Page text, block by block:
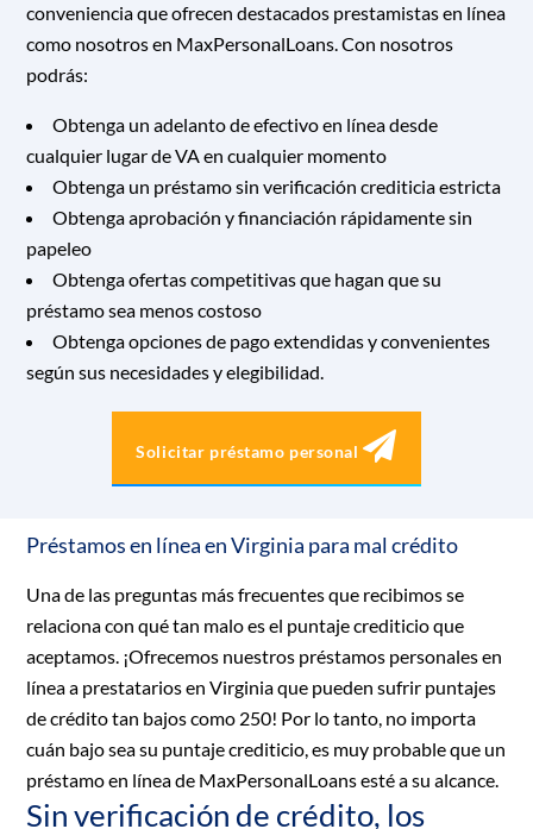
conveniencia que ofrecen destacados prestamistas en línea
como nosotros en MaxPersonalLoans. Con nosotros
podrás:
Obtenga un adelanto de efectivo en línea desde
cualquier lugar de VA en cualquier momento
Obtenga un préstamo sin verificación crediticia estricta
Obtenga aprobación y financiación rápidamente sin
papeleo
Obtenga ofertas competitivas que hagan que su
préstamo sea menos costoso
Obtenga opciones de pago extendidas y convenientes
según sus necesidades y elegibilidad.
Solicitar préstamo personal
Préstamos en línea en Virginia para mal crédito
Una de las preguntas más frecuentes que recibimos se
relaciona con qué tan malo es el puntaje crediticio que
aceptamos. ¡Ofrecemos nuestros préstamos personales en
línea a prestatarios en Virginia que pueden sufrir puntajes
de crédito tan bajos como 250! Por lo tanto, no importa
cuán bajo sea su puntaje crediticio, es muy probable que un
préstamo en línea de MaxPersonalLoans esté a su alcance.
Sin verificación de crédito, los